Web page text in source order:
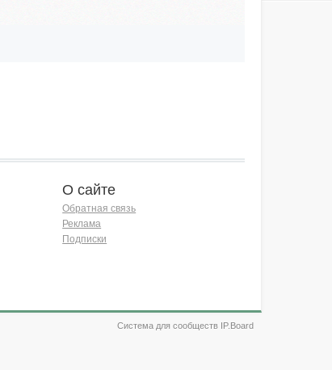
О сайте
Обратная связь
Реклама
Подписки
Система для сообществ IP.Board